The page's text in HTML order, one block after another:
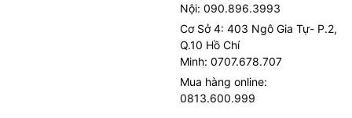
Nội: 090.896.3993
Cơ Sở 4: 403 Ngô Gia Tự- P.2,
Q.10 Hồ Chí
Minh: 0707.678.707
Mua hàng online:
0813.600.999